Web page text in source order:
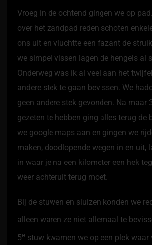
Vroeg in de ochtend gingen we op
over het zandpad reden schoten
ons uit en vluchtte een fazant de
we simpel vissen lagen de hengels al
Onderweg was ik al veel aan het
andere stek te gaan bevissen. We
geen andere stek gevonden. Na maar
gezeten te hebben ging alles terug de
we google maps aan en gingen we
maken, doodlopende wegen in en uit,
in waar je na een kilometer een hek
weer achteruit terug moet.
Bij de stuwen en sluizen konden we
alleen waren ze niet allemaal te
5e stuw kwamen we op een plek waar